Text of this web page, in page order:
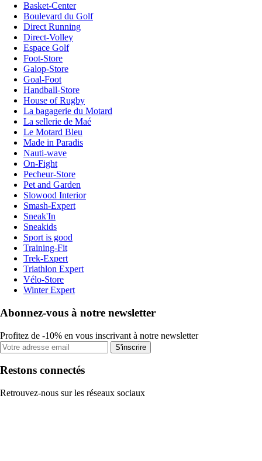
Basket-Center
Boulevard du Golf
Direct Running
Direct-Volley
Espace Golf
Foot-Store
Galop-Store
Goal-Foot
Handball-Store
House of Rugby
La bagagerie du Motard
La sellerie de Maé
Le Motard Bleu
Made in Paradis
Nauti-wave
On-Fight
Pecheur-Store
Pet and Garden
Slowood Interior
Smash-Expert
Sneak'In
Sneakids
Sport is good
Training-Fit
Trek-Expert
Triathlon Expert
Vélo-Store
Winter Expert
Abonnez-vous à notre newsletter
Profitez de -10% en vous inscrivant à notre newsletter
S'inscrire
Restons connectés
Retrouvez-nous sur les réseaux sociaux